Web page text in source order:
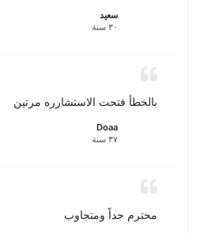
سعيد
٣٠ سنة
بالخطأ فتحت الاستشارره مرتين
Doaa
٣٧ سنة
محترم جداً ومتجاوب